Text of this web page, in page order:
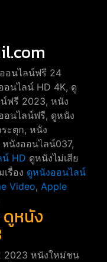
อนไลน์ฟรี 24
นไลน์ HD 4K, ดู
ฟรี 2023, หนัง
อนไลน์ฟรี, ดูหนัง
ะตุก, หนัง
หนังออนไลน์037,
HD ดูหนังไม่เสีย
รื่อง ดูหนังออนไลน์
Video, Apple
หนัง
2023 หนังใหม่ชน